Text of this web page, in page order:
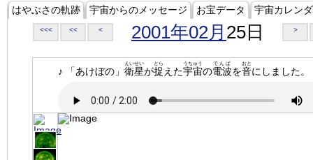
はやぶさの軌跡 宇宙からのメッセージ お宝データ 宇宙カレン
<<< << < 2001年02月 25日 >
♪ 「あけぼの」 衛星
えいせい
が捉
とら
えた宇宙
うちゅう
の電波
でんぱ
を音
おと
にしました。